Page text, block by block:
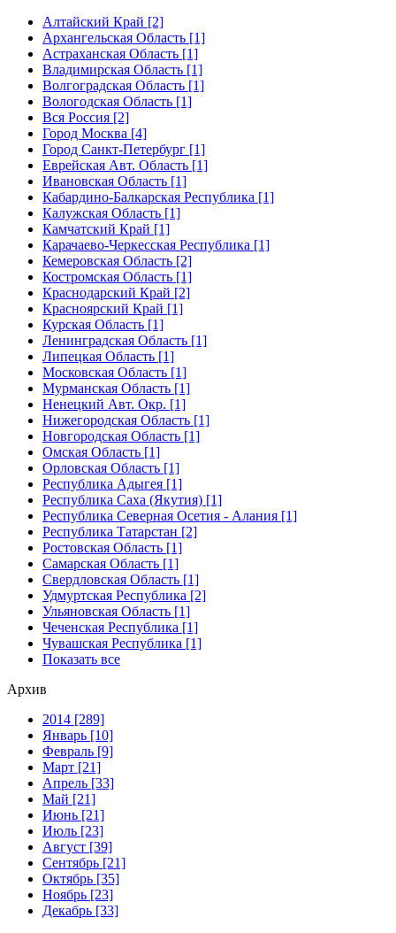
Алтайский Край [2]
Архангельская Область [1]
Астраханская Область [1]
Владимирская Область [1]
Волгоградская Область [1]
Вологодская Область [1]
Вся Россия [2]
Город Москва [4]
Город Санкт-Петербург [1]
Еврейская Авт. Область [1]
Ивановская Область [1]
Кабардино-Балкарская Республика [1]
Калужская Область [1]
Камчатский Край [1]
Карачаево-Черкесская Республика [1]
Кемеровская Область [2]
Костромская Область [1]
Краснодарский Край [2]
Красноярский Край [1]
Курская Область [1]
Ленинградская Область [1]
Липецкая Область [1]
Московская Область [1]
Мурманская Область [1]
Ненецкий Авт. Окр. [1]
Нижегородская Область [1]
Новгородская Область [1]
Омская Область [1]
Орловская Область [1]
Республика Адыгея [1]
Республика Саха (Якутия) [1]
Республика Северная Осетия - Алания [1]
Республика Татарстан [2]
Ростовская Область [1]
Самарская Область [1]
Свердловская Область [1]
Удмуртская Республика [2]
Ульяновская Область [1]
Чеченская Республика [1]
Чувашская Республика [1]
Показать все
Архив
2014 [289]
Январь [10]
Февраль [9]
Март [21]
Апрель [33]
Май [21]
Июнь [21]
Июль [23]
Август [39]
Сентябрь [21]
Октябрь [35]
Ноябрь [23]
Декабрь [33]